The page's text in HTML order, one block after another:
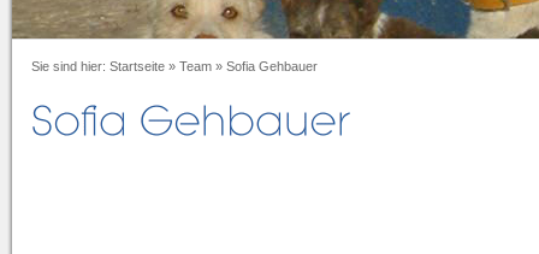
Sie sind hier: Startseite » Team » Sofia Gehbauer